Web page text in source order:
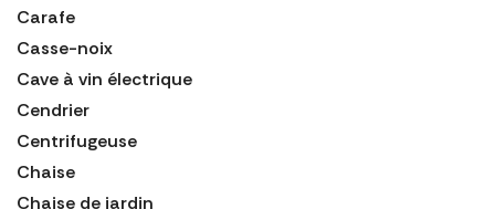
Carafe
Casse-noix
Cave à vin électrique
Cendrier
Centrifugeuse
Chaise
Chaise de jardin